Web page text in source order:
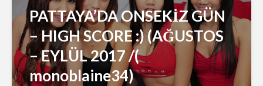
PATTAYA’DA ONSEKİZ GÜN
– HIGH SCORE :) (AĞUSTOS
– EYLÜL 2017 /(
monoblaine34)